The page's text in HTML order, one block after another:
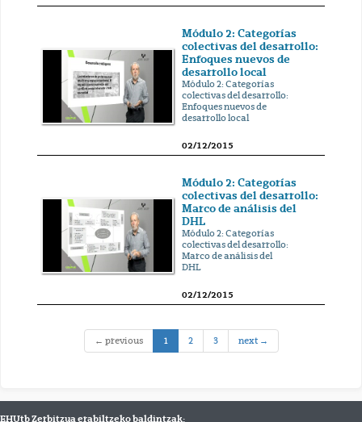
Módulo 2: Categorías
colectivas del desarrollo:
Enfoques nuevos de
desarrollo local
Módulo 2: Categorías
colectivas del desarrollo:
Enfoques nuevos de
desarrollo local
02/12/2015
Módulo 2: Categorías
colectivas del desarrollo:
Marco de análisis del
DHL
Módulo 2: Categorías
colectivas del desarrollo:
Marco de análisis del
DHL
02/12/2015
← previous 1(current)
2 3 next →
EHUtb Zerbitzua erabiltzeko baldintzak: